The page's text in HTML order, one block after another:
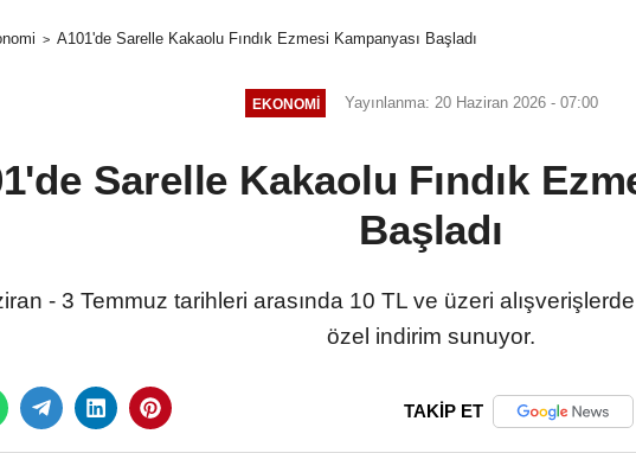
A101'de Sarelle Kakaolu Fındık Ezmesi Kampanyası Başladı
EKONOMI Yayınlanma: 20 Haziran 2026 - 07:00
Sarelle Kakaolu Fındık
Başladı
- 3 Temmuz tarihleri arasında 10 TL ve üzeri
özel indirim sunuyor.
TAKİP ET